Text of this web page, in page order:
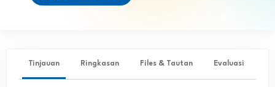
Tinjauan Ringkasan Files & Tautan Evaluasi